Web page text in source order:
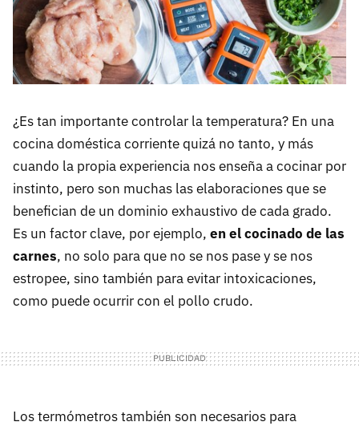
¿Es tan importante controlar la temperatura? En una
cocina doméstica corriente quizá no tanto, y más
cuando la propia experiencia nos enseña a cocinar por
instinto, pero son muchas las elaboraciones que se
benefician de un dominio exhaustivo de cada grado.
Es un factor clave, por ejemplo, en el cocinado de las
carnes, no solo para que no se nos pase y se nos
estropee, sino también para evitar intoxicaciones,
como puede ocurrir con el pollo crudo.
Los termómetros también son necesarios para